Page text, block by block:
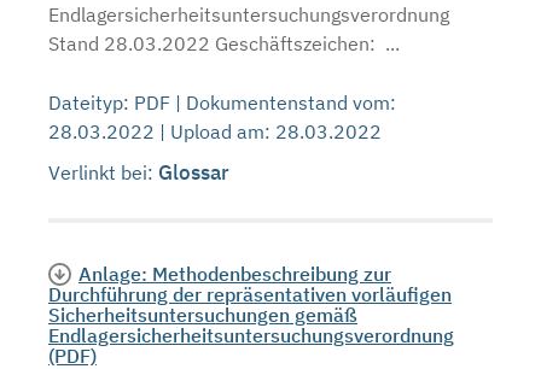
Endlagersicherheitsuntersuchungsverordnung
Stand 28.03.2022 Geschäftszeichen: ...
Dateityp: PDF | Dokumentenstand vom:
28.03.2022 | Upload am: 28.03.2022
Verlinkt bei: Glossar
Anlage: Methodenbeschreibung zur
Durchführung der repräsentativen vorläufigen
Sicherheitsuntersuchungen gemäß
Endlagersicherheitsuntersuchungsverordnung
(PDF)